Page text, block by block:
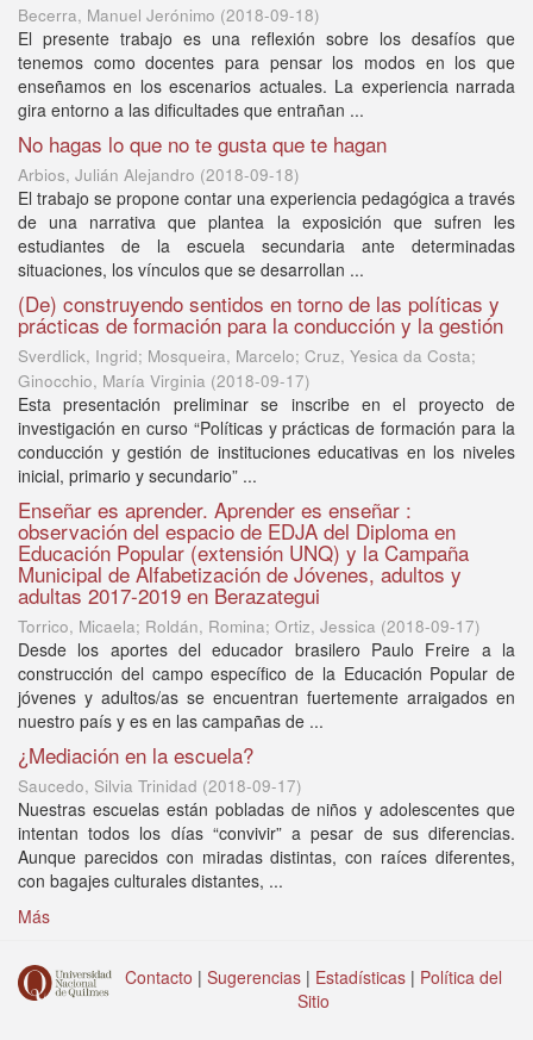
Becerra, Manuel Jerónimo (2018-09-18)
El presente trabajo es una reflexión sobre los desafíos que
tenemos como docentes para pensar los modos en los que
enseñamos en los escenarios actuales. La experiencia narrada
gira entorno a las dificultades que entrañan ...
No hagas lo que no te gusta que te hagan
Arbios, Julián Alejandro (2018-09-18)
El trabajo se propone contar una experiencia pedagógica a través
de una narrativa que plantea la exposición que sufren les
estudiantes de la escuela secundaria ante determinadas
situaciones, los vínculos que se desarrollan ...
(De) construyendo sentidos en torno de las políticas y
prácticas de formación para la conducción y la gestión
Sverdlick, Ingrid; Mosqueira, Marcelo; Cruz, Yesica da Costa;
Ginocchio, María Virginia (2018-09-17)
Esta presentación preliminar se inscribe en el proyecto de
investigación en curso “Políticas y prácticas de formación para la
conducción y gestión de instituciones educativas en los niveles
inicial, primario y secundario” ...
Enseñar es aprender. Aprender es enseñar :
observación del espacio de EDJA del Diploma en
Educación Popular (extensión UNQ) y la Campaña
Municipal de Alfabetización de Jóvenes, adultos y
adultas 2017-2019 en Berazategui
Torrico, Micaela; Roldán, Romina; Ortiz, Jessica (2018-09-17)
Desde los aportes del educador brasilero Paulo Freire a la
construcción del campo específico de la Educación Popular de
jóvenes y adultos/as se encuentran fuertemente arraigados en
nuestro país y es en las campañas de ...
¿Mediación en la escuela?
Saucedo, Silvia Trinidad (2018-09-17)
Nuestras escuelas están pobladas de niños y adolescentes que
intentan todos los días “convivir” a pesar de sus diferencias.
Aunque parecidos con miradas distintas, con raíces diferentes,
con bagajes culturales distantes, ...
Más
Contacto | Sugerencias | Estadísticas | Política del
Sitio